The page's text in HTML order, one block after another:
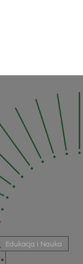
Edukacja i Nauka